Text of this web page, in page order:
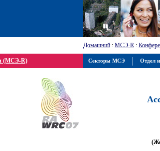
Домашний : МСЭ-R :
(МСЭ-R) Секторы МСЭ Отдел